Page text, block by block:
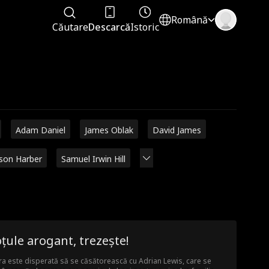
CăutareDescarcăIstoric
Română
Adam Daniel James Oblak David James
Harber Samuel Irwin Hill
arogant, trezește!
este disperată să se căsătorească cu Adrian Lewis, care se